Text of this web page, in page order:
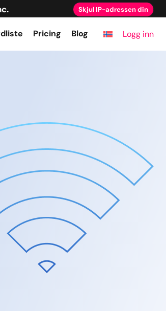
Skjul IP-adressen din
Pricing Blog Logg inn